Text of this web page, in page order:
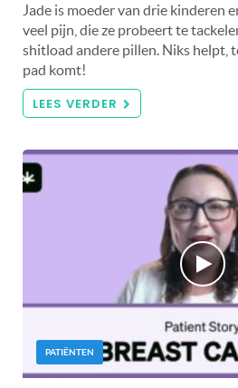
Jade is moeder van drie kinderen
veel pijn, die ze probeert te
shitload andere pillen. Niks helpt,
pad komt!
LEES VERDER
PATIËNTEN